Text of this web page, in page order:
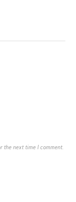
the next time I comment.